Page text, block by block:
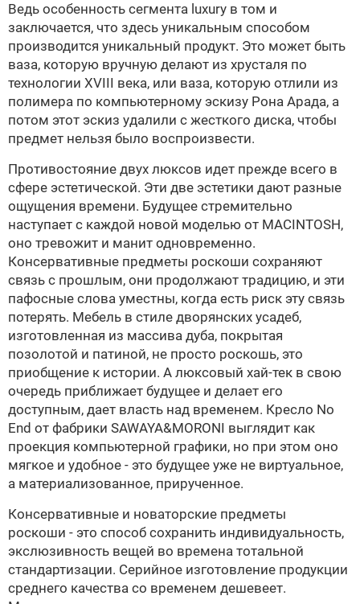
Ведь особенность сегмента luxury в том и
заключается, что здесь уникальным способом
производится уникальный продукт. Это может быть
ваза, которую вручную делают из хрусталя по
технологии XVIII века, или ваза, которую отлили из
полимера по компьютерному эскизу Рона Арада, а
потом этот эскиз удалили с жесткого диска, чтобы
предмет нельзя было воспроизвести.
Противостояние двух люксов идет прежде всего в
сфере эстетической. Эти две эстетики дают разные
ощущения времени. Будущее стремительно
наступает с каждой новой моделью от MACINTOSH,
оно тревожит и манит одновременно.
Консервативные предметы роскоши сохраняют
связь с прошлым, они продолжают традицию, и эти
пафосные слова уместны, когда есть риск эту связь
потерять. Мебель в стиле дворянских усадеб,
изготовленная из массива дуба, покрытая
позолотой и патиной, не просто роскошь, это
приобщение к истории. А люксовый хай-тек в свою
очередь приближает будущее и делает его
доступным, дает власть над временем. Кресло No
End от фабрики SAWAYA&MORONI выглядит как
проекция компьютерной графики, но при этом оно
мягкое и удобное - это будущее уже не виртуальное,
а материализованное, прирученное.
Консервативные и новаторские предметы
роскоши - это способ сохранить индивидуальность,
экслюзивность вещей во времена тотальной
стандартизации. Серийное изготовление продукции
среднего качества со временем дешевеет.